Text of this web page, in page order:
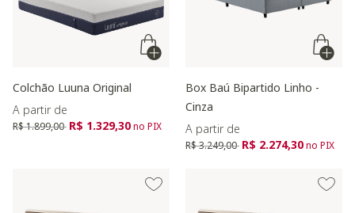
Colchão Luuna Original
A partir de
Preço reduzido de
R$ 1.899,00 para
R$ 1.329,30no PIX
Box Baú Bipartido Linho -
Cinza
A partir de
Preço reduzido de
R$ 3.249,00 para
R$ 2.274,30no PIX